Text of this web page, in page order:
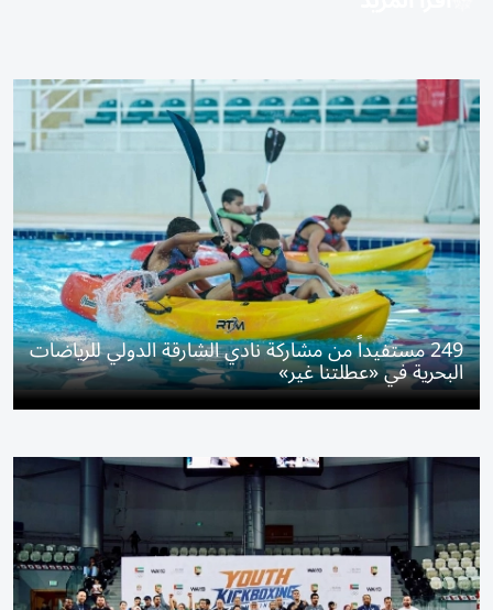
249 مستفيداً من مشاركة نادي الشارقة الدولي للرياضات
البحرية في «عطلتنا غير»